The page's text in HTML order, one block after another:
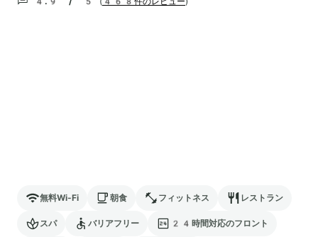
無料Wi-Fi 朝食 フィットネス レストラン
スパ バリアフリー 24時間対応のフロント